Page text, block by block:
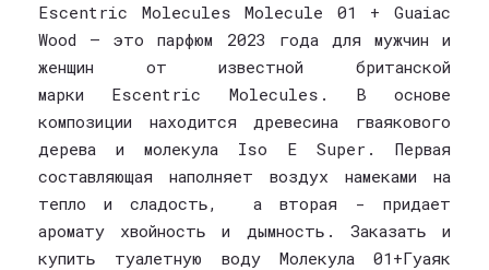
Escentric Molecules Molecule 01 + Guaiac
Wood – это парфюм 2023 года для мужчин и
женщин от известной британской
марки Escentric Molecules. В основе
композиции находится древесина гваякового
дерева и молекула Iso E Super. Первая
составляющая наполняет воздух намеками на
тепло и сладость, а вторая - придает
аромату хвойность и дымность. Заказать и
купить туалетную воду Молекула 01+Гуаяк